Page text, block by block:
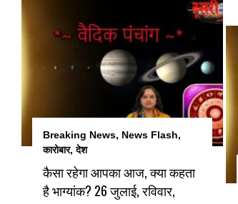
Breaking News, News Flash,
कारोबार,देश
कैसा रहेगा आपका आज, क्या कहता
है भाग्यांक? 26 जुलाई, रविवार,